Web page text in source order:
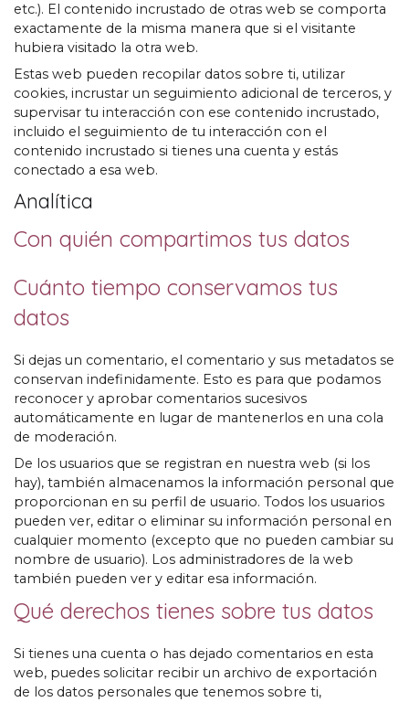
etc.). El contenido incrustado de otras web se comporta
exactamente de la misma manera que si el visitante
hubiera visitado la otra web.
Estas web pueden recopilar datos sobre ti, utilizar
cookies, incrustar un seguimiento adicional de terceros, y
supervisar tu interacción con ese contenido incrustado,
incluido el seguimiento de tu interacción con el
contenido incrustado si tienes una cuenta y estás
conectado a esa web.
Analítica
Con quién compartimos tus datos
Cuánto tiempo conservamos tus
datos
Si dejas un comentario, el comentario y sus metadatos se
conservan indefinidamente. Esto es para que podamos
reconocer y aprobar comentarios sucesivos
automáticamente en lugar de mantenerlos en una cola
de moderación.
De los usuarios que se registran en nuestra web (si los
hay), también almacenamos la información personal que
proporcionan en su perfil de usuario. Todos los usuarios
pueden ver, editar o eliminar su información personal en
cualquier momento (excepto que no pueden cambiar su
nombre de usuario). Los administradores de la web
también pueden ver y editar esa información.
Qué derechos tienes sobre tus datos
Si tienes una cuenta o has dejado comentarios en esta
web, puedes solicitar recibir un archivo de exportación
de los datos personales que tenemos sobre ti,